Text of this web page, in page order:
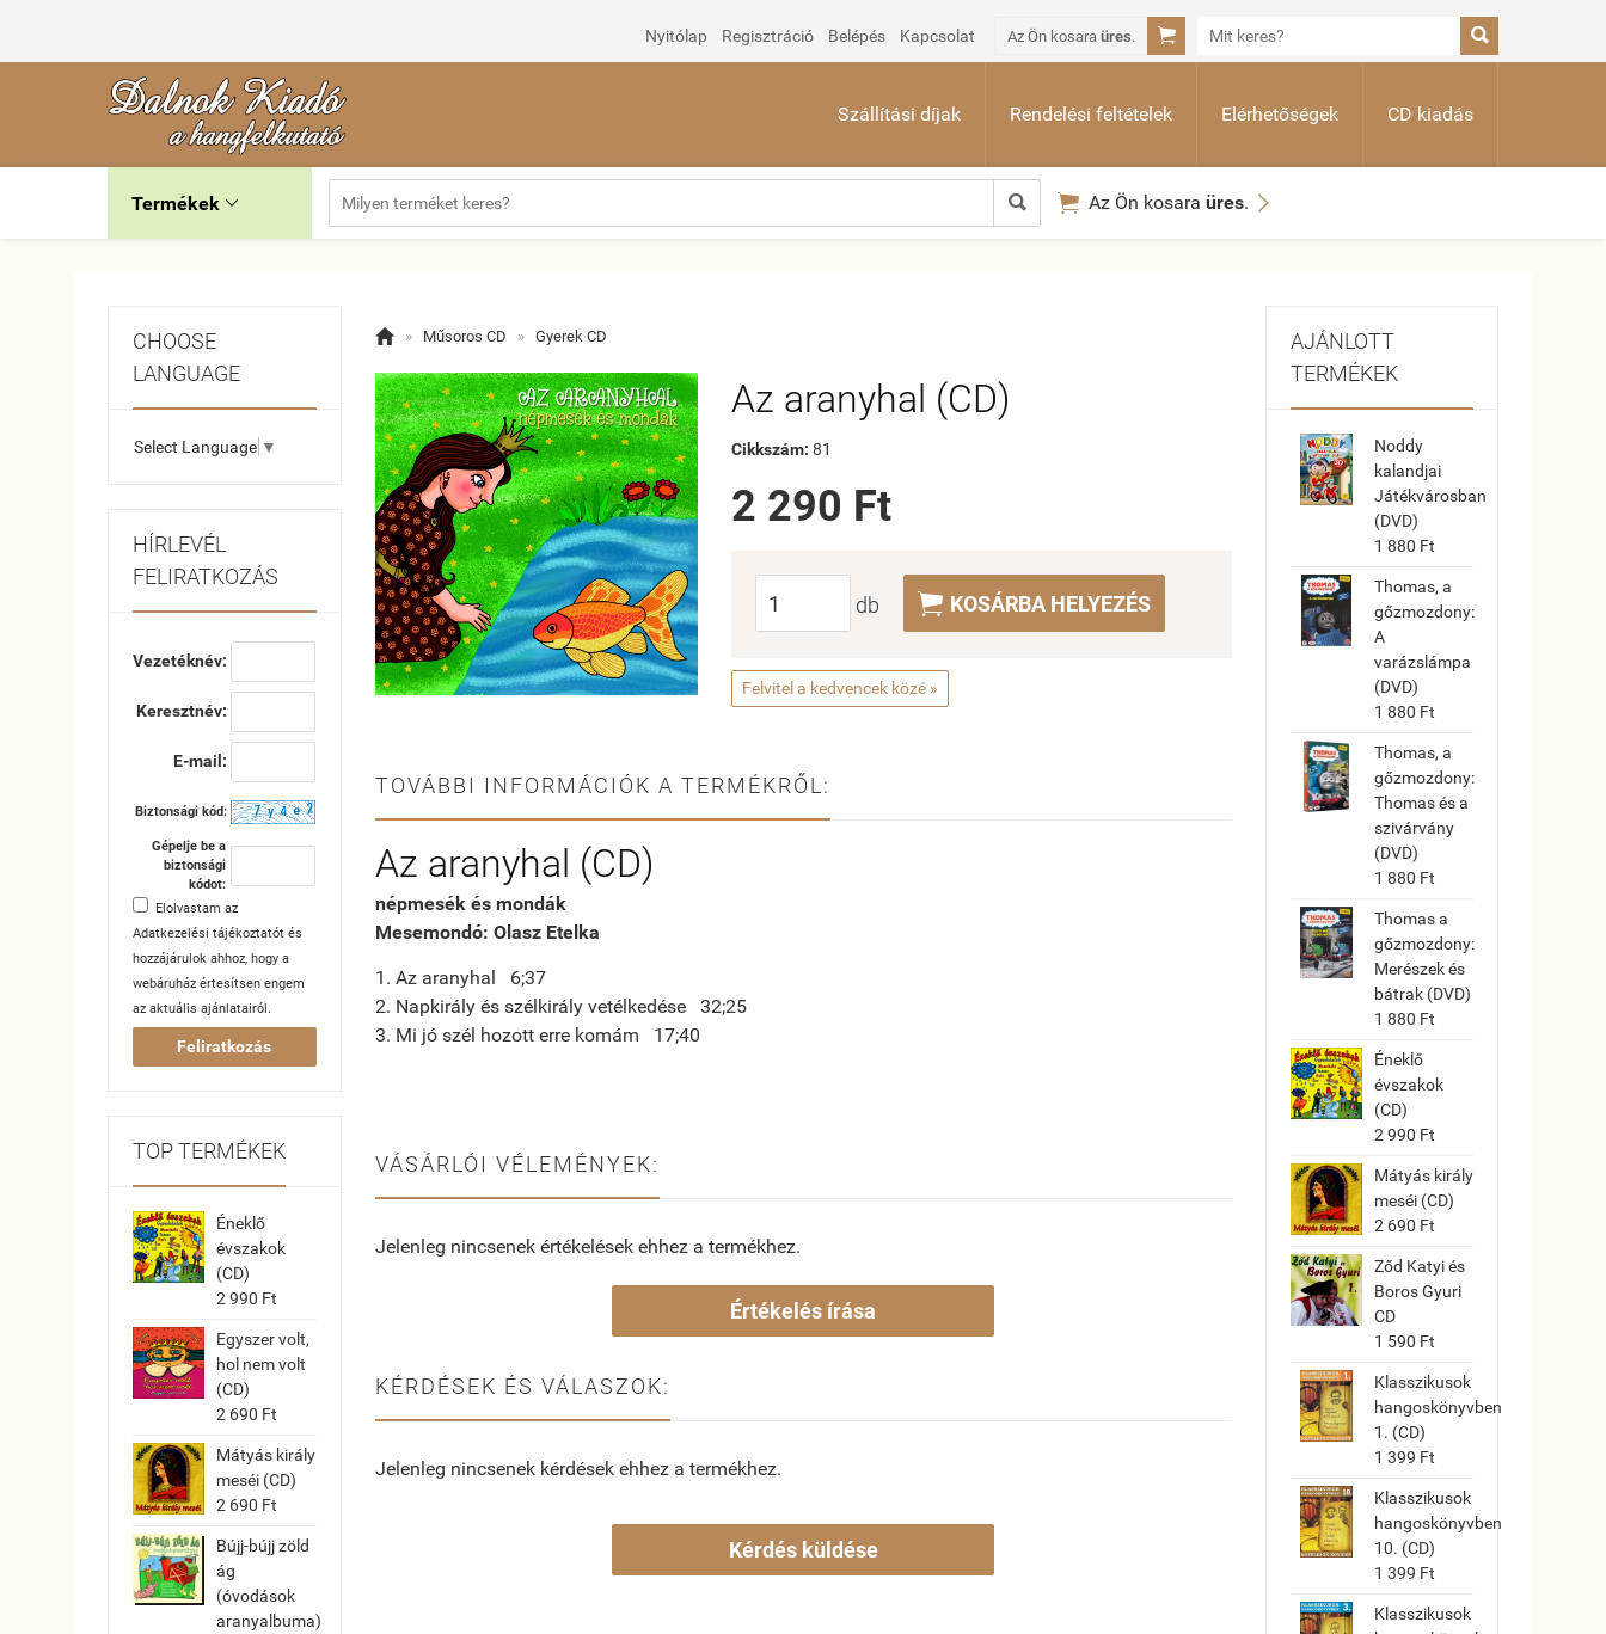
Nyitólap Regisztráció Belépés Kapcsolat Az Ön kosara üres.  
Szállítási díjak Rendelési feltételek Elérhetőségek CD kiadás
Termékek    Az Ön kosara üres. 
CHOOSE
LANGUAGE
Select Language ▼
HÍRLEVÉL
FELIRATKOZÁS
Vezetéknév:
Keresztnév:
E-mail:
Biztonsági kód:
Gépelje be a
biztonsági
kódot:
Elolvastam az
Adatkezelési tájékoztatót és
hozzájárulok ahhoz, hogy a
webáruház értesítsen engem
az aktuális ajánlatairól.
Feliratkozás
TOP TERMÉKEK
Éneklő
évszakok
(CD)
2 990 Ft
Egyszer volt,
hol nem volt
(CD)
2 690 Ft
Mátyás király
meséi (CD)
2 690 Ft
Bújj-bújj zöld
ág
(óvodások
aranyalbuma)
 » Műsoros CD » Gyerek CD
Az aranyhal (CD)
Cikkszám: 81
2 290 Ft
db  KOSÁRBA HELYEZÉS
Felvitel a kedvencek közé »
TOVÁBBI INFORMÁCIÓK A TERMÉKRŐL:
Az aranyhal (CD)
népmesék és mondák
Mesemondó: Olasz Etelka
1. Az aranyhal 6;37
2. Napkirály és szélkirály vetélkedése 32;25
3. Mi jó szél hozott erre komám 17;40
VÁSÁRLÓI VÉLEMÉNYEK:
Jelenleg nincsenek értékelések ehhez a termékhez.
Értékelés írása
KÉRDÉSEK ÉS VÁLASZOK:
Jelenleg nincsenek kérdések ehhez a termékhez.
Kérdés küldése
AJÁNLOTT
TERMÉKEK
Noddy
kalandjai
Játékvárosban
(DVD)
1 880 Ft
Thomas, a
gőzmozdony:
A
varázslámpa
(DVD)
1 880 Ft
Thomas, a
gőzmozdony:
Thomas és a
szivárvány
(DVD)
1 880 Ft
Thomas a
gőzmozdony:
Merészek és
bátrak (DVD)
1 880 Ft
Éneklő
évszakok
(CD)
2 990 Ft
Mátyás király
meséi (CD)
2 690 Ft
Ződ Katyi és
Boros Gyuri
CD
1 590 Ft
Klasszikusok
hangoskönyvben
1. (CD)
1 399 Ft
Klasszikusok
hangoskönyvben
10. (CD)
1 399 Ft
Klasszikusok